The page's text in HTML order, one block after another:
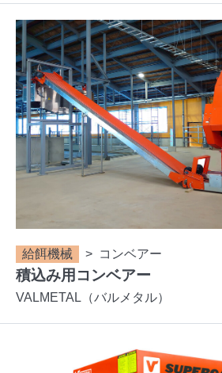
給餌機械 コンベアー
積込み用コンベアー
VALMETAL（バルメタル）